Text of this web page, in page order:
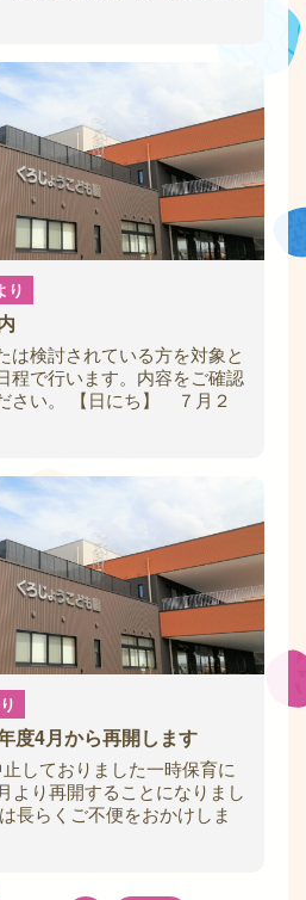
り
は検討されている方を対象と
程で行います。内容をご確認
さい。 【日にち】 ７月２
度4月から再開します
しておりました一時保育に
より再開することになりまし
長らくご不便をおかけしま